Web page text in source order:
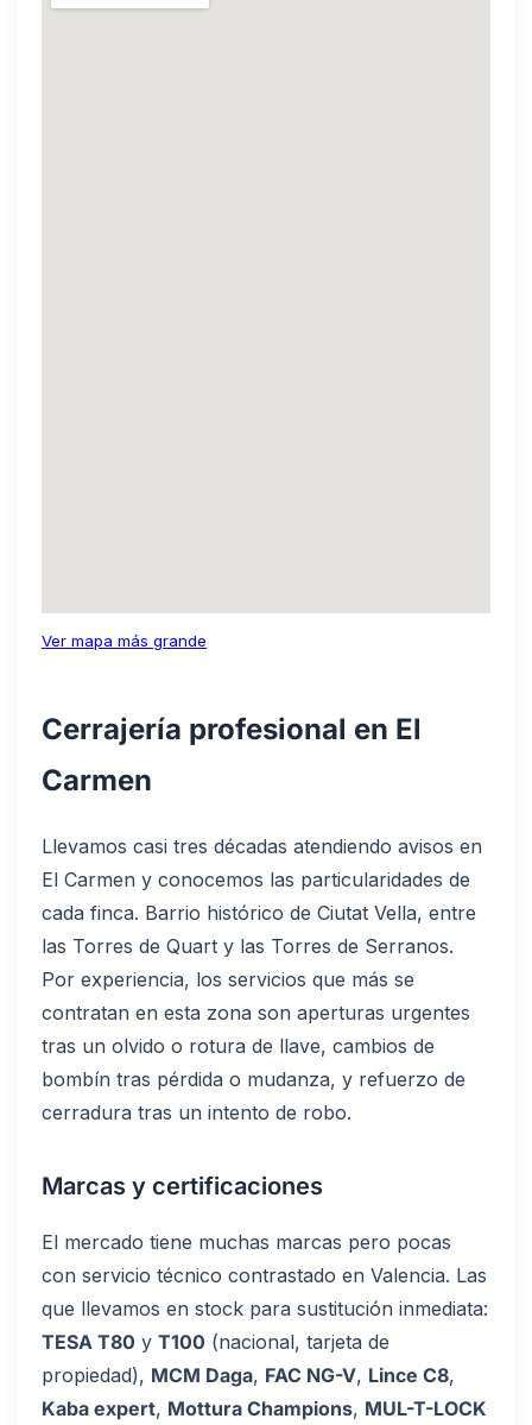
Ver mapa más grande
Cerrajería profesional en El
Carmen
Llevamos casi tres décadas atendiendo avisos en
El Carmen y conocemos las particularidades de
cada finca. Barrio histórico de Ciutat Vella, entre
las Torres de Quart y las Torres de Serranos.
Por experiencia, los servicios que más se
contratan en esta zona son aperturas urgentes
tras un olvido o rotura de llave, cambios de
bombín tras pérdida o mudanza, y refuerzo de
cerradura tras un intento de robo.
Marcas y certificaciones
El mercado tiene muchas marcas pero pocas
con servicio técnico contrastado en Valencia. Las
que llevamos en stock para sustitución inmediata:
TESA T80 y T100 (nacional, tarjeta de
propiedad), MCM Daga, FAC NG-V, Lince C8,
Kaba expert, Mottura Champions, MUL-T-LOCK